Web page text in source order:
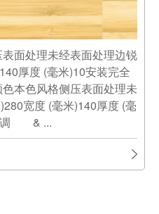
表面处理未经表面处理边锐
厚度 (毫米)10安装完全
本色风格侧压表面处理未
宽度 (毫米)140厚度 (毫
调 & ...